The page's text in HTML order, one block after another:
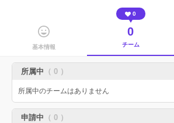
基本情報
0
0
チーム
所属中 （ 0 ）
所属中のチームはありません
申請中 （ 0 ）